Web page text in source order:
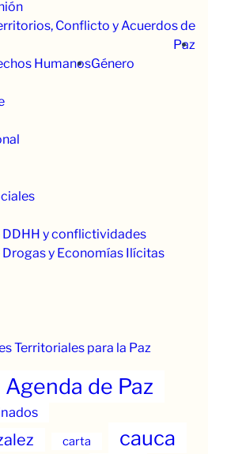
Conflicto y Acuerdos de
Paz
HumanosGénero
y conflictividades
y Economías Ilícitas
Territoriales para la Paz
Agenda de Paz
carta cauca